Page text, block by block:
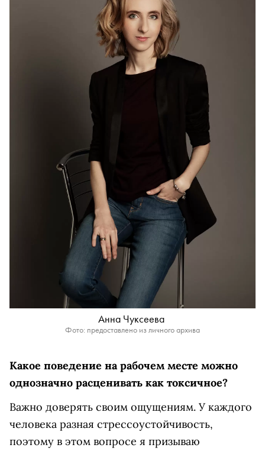
Анна Чуксеева
Фото: предоставлено из личного архива
Какое поведение на рабочем месте можно
однозначно расценивать как токсичное?
Важно доверять своим ощущениям. У каждого
человека разная стрессоустойчивость,
поэтому в этом вопросе я призываю